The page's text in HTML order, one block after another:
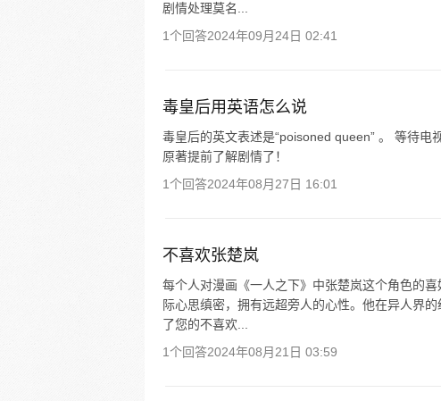
剧情处理莫名...
1个回答2024年09月24日 02:41
毒皇后用英语怎么说
毒皇后的英文表述是“poisoned queen” 。 等待电
原著提前了解剧情了！
1个回答2024年08月27日 16:01
不喜欢张楚岚
每个人对漫画《一人之下》中张楚岚这个角色的
际心思缜密，拥有远超旁人的心性。他在异人界
了您的不喜欢...
1个回答2024年08月21日 03:59